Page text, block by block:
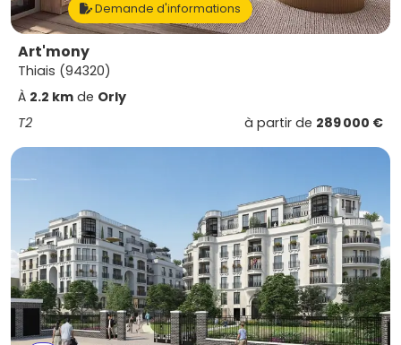
Demande d'informations
Art'mony
Thiais (94320)
À 2.2 km de Orly
T2
à partir de 289 000 €